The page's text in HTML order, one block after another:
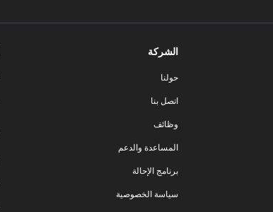
الشركة
حولنا
اتصل بنا
وظائف
المساعدة والدعم
برنامج الإحالة
سياسة الخصوصية